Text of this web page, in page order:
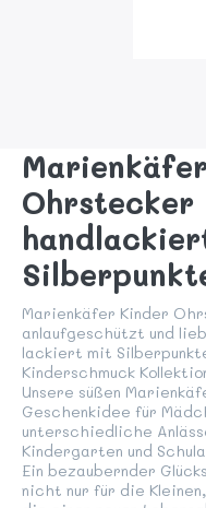
Ohrstecker
Marienkäfer Kinder
anlaufgeschützt und
lackiert mit
Kinderschmuck
Unsere süßen
Geschenkidee für
unterschiedliche
Kindergarten und
Ein bezaubernder
nicht nur für die